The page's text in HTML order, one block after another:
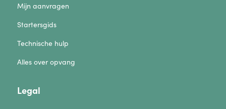
Mijn aanvragen
Startersgids
Technische hulp
Alles over opvang
Legal